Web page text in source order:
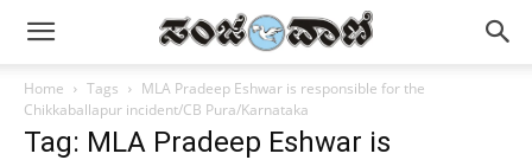
Home Tags
MLA Pradeep Eshwar is responsible for the
Chikkaballapur incident/CB Pura/Karnataka
Tag: MLA Pradeep Eshwar is